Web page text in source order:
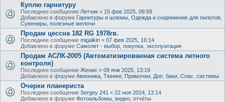
Куплю гарнитуру
Последнее сообщение Летчик « 15 фев 2025, 09:59
Добавлено в форуме Гарнитуры и шлемы, Одежда и снаряжение для пилотов,
Сувениры, полезные мелочи
Продам цессна 182 RG 1978гв.
Последнее сообщение migalkin « 07 фев 2025, 16:14
Добавлено в форуме Самолет - выбор, покупка, эксплуатация
Продам АСЛК-2005 (Автоматизированная система летного
контроля)
Последнее сообщение Женис « 09 янв 2025, 13:19
Добавлено в форуме Авионика, Тюнинг, Примочки, Доп. баки, Спас. системы
Очерки планериста
Последнее сообщение Sergey 241 « 22 ноя 2024, 13:14
Добавлено в форуме Фотоальбомы, видео, отчёты